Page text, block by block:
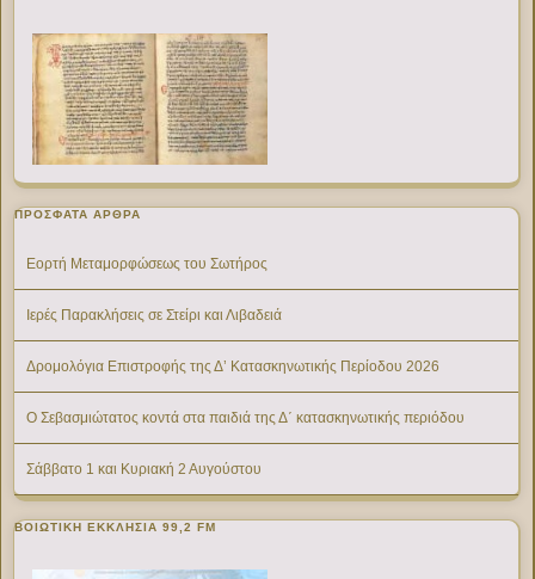
ΠΡΌΣΦΑΤΑ ΆΡΘΡΑ
Εορτή Μεταμορφώσεως του Σωτήρος
Ιερές Παρακλήσεις σε Στείρι και Λιβαδειά
Δρομολόγια Επιστροφής της Δ’ Κατασκηνωτικής Περίοδου 2026
Ο Σεβασμιώτατος κοντά στα παιδιά της Δ΄ κατασκηνωτικής περιόδου
Σάββατο 1 και Κυριακή 2 Αυγούστου
ΒΟΙΩΤΙΚΉ ΕΚΚΛΗΣΊΑ 99,2 FM